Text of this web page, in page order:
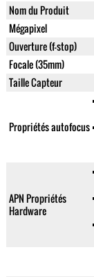
Nom du Produit
Mégapixel
Ouverture (f-stop)
Focale (35mm)
Taille Capteur
Propriétés autofocus
APN Propriétés
Hardware